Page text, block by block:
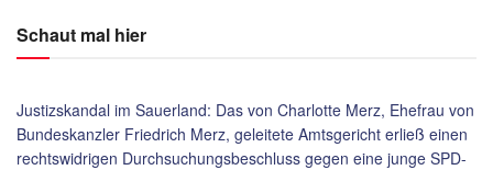
Schaut mal hier
Justizskandal im Sauerland: Das von Charlotte Merz, Ehefrau von
Bundeskanzler Friedrich Merz, geleitete Amtsgericht erließ einen
rechtswidrigen Durchsuchungsbeschluss gegen eine junge SPD-